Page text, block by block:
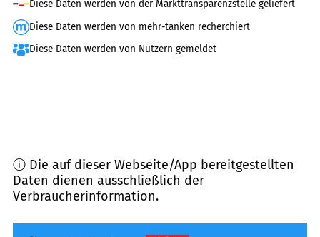
Diese Daten werden von der Markttransparenzstelle geliefert
Diese Daten werden von mehr-tanken recherchiert
Diese Daten werden von Nutzern gemeldet
ⓘ Die auf dieser Webseite/App bereitgestellten
Daten dienen ausschließlich der
Verbraucherinformation.